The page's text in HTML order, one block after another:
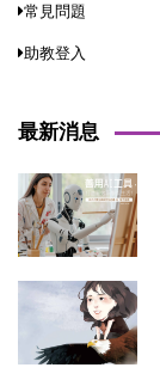
常見問題
助教登入
最新消息